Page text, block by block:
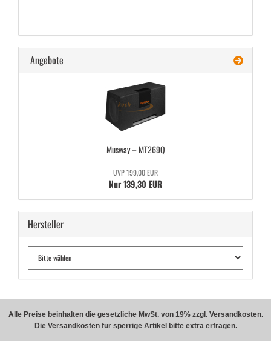
Angebote
Mus­way – MT269Q
UVP 199,00 EUR
Nur 139,30 EUR
Hersteller
Alle Preise beinhalten die gesetzliche MwSt. von 19% zzgl. Versandkosten.
Die Versandkosten für sperrige Artikel bitte extra erfragen.